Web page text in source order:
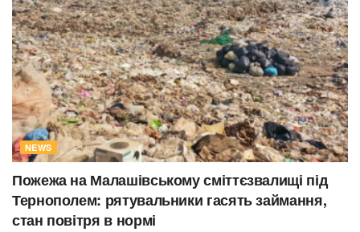
NEWS
Пожежа на Малашівському сміттєзвалищі під
Тернополем: рятувальники гасять займання,
стан повітря в нормі